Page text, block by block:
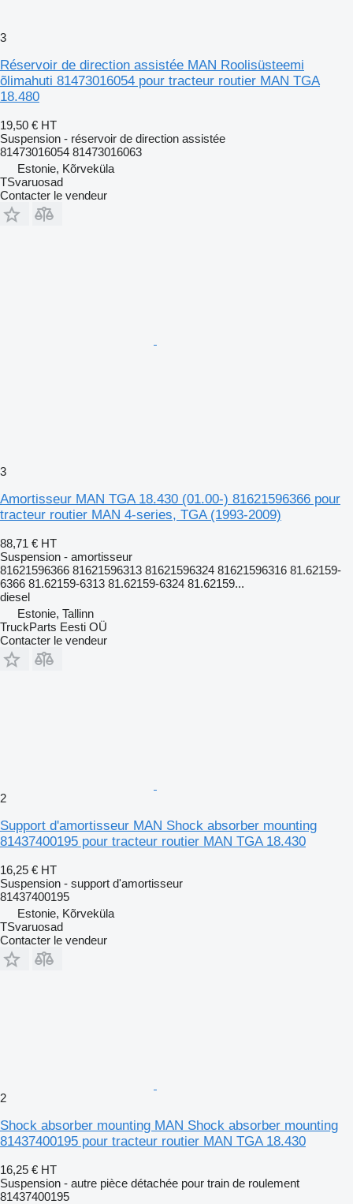
3
Réservoir de direction assistée MAN Roolisüsteemi
õlimahuti 81473016054 pour tracteur routier MAN TGA
18.480
19,50 € HT
Suspension - réservoir de direction assistée
81473016054 81473016063
Estonie, Kõrveküla
TSvaruosad
Contacter le vendeur
3
Amortisseur MAN TGA 18.430 (01.00-) 81621596366 pour
tracteur routier MAN 4-series, TGA (1993-2009)
88,71 € HT
Suspension - amortisseur
81621596366 81621596313 81621596324 81621596316 81.62159-
6366 81.62159-6313 81.62159-6324 81.62159...
diesel
Estonie, Tallinn
TruckParts Eesti OÜ
Contacter le vendeur
2
Support d'amortisseur MAN Shock absorber mounting
81437400195 pour tracteur routier MAN TGA 18.430
16,25 € HT
Suspension - support d'amortisseur
81437400195
Estonie, Kõrveküla
TSvaruosad
Contacter le vendeur
2
Shock absorber mounting MAN Shock absorber mounting
81437400195 pour tracteur routier MAN TGA 18.430
16,25 € HT
Suspension - autre pièce détachée pour train de roulement
81437400195